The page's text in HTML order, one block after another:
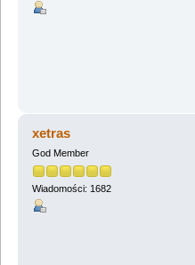
xetras
God Member
Wiadomości: 1682